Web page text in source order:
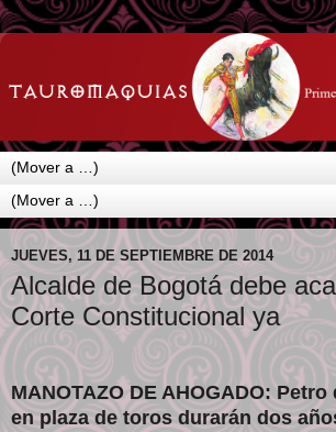
JUEVES, 11 DE SEPTIEMBRE DE 2014
Alcalde de Bogotá debe
Corte Constitucional ya
MANOTAZO DE AHOGADO:
en plaza de toros durarán dos